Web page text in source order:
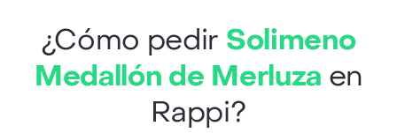
¿Cómo pedir Solimeno
Medallón de Merluza en
Rappi?